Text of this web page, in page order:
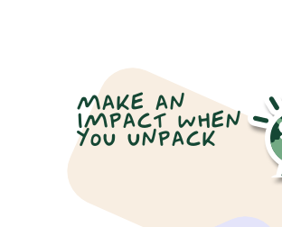
MAKE AN
IMPACT WHEN
YOU UNPACK